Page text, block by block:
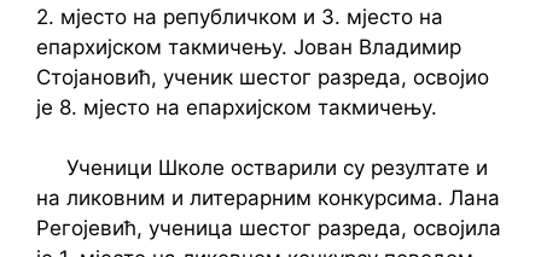
2. мјесто на републичком и 3. мјесто на
епархијском такмичењу. Јован Владимир
Стојановић, ученик шестог разреда, освојио
је 8. мјесто на епархијском такмичењу.
Ученици Школе остварили су резултате и
на ликовним и литерарним конкурсима. Лана
Регојевић, ученица шестог разреда, освојила